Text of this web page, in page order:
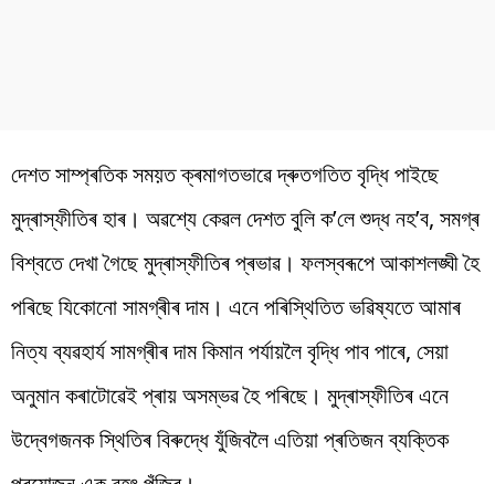
দেশতসাম্প্ৰতিকসময়তক্ৰমাগতভাৱেদ্ৰুতগতিতবৃদ্ধিপাইছে
মুদ্ৰাস্ফীতিৰ হাৰ। অৱশ্যেকেৱলদেশতবুলিক’লেশুদ্ধনহ’ব, সমগ্ৰ
বিশ্বতেদেখাগৈছেমুদ্ৰাস্ফীতিৰপ্ৰভাৱ। ফলস্বৰূপেআকাশলঙ্ঘীহৈ
পৰিছেযিকোনোসামগ্ৰীৰদাম। এনে পৰিস্থিতিত ভৱিষ্যতে আমাৰ
নিত্যব্যৱহাৰ্য সামগ্ৰীৰ দাম কিমানপৰ্যায়লৈবৃদ্ধিপাবপাৰে, সেয়া
অনুমান কৰাটোৱেই প্ৰায় অসম্ভৱ হৈ পৰিছে। মুদ্ৰাস্ফীতিৰএনে
উদ্বেগজনকস্থিতিৰ বিৰুদ্ধে যুঁজিবলৈএতিয়া প্ৰতিজন ব্যক্তিক